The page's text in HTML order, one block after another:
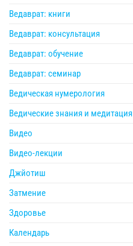
Ведаврат: книги
Ведаврат: консультация
Ведаврат: обучение
Ведаврат: семинар
Ведическая нумерология
Ведические знания и медитация
Видео
Видео-лекции
Джйотиш
Затмение
Здоровье
Календарь